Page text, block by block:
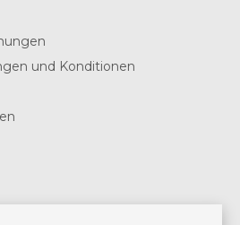
und Konditionen